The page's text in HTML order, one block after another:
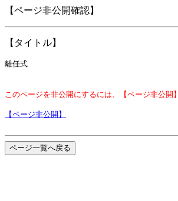
【ページ非公開確認】
【タイトル】
離任式
このページを非公開にするには、【ページ非公
【ページ非公開】